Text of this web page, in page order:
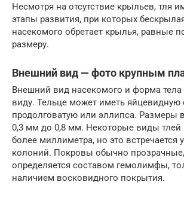
Несмотря на отсутствие крыльев, тля
этапы развития, при которых
насекомого обретает крылья, равные
размеру.
Внешний вид — фото крупным
Внешний вид насекомого и форма тела
виду. Тельце может иметь яйцевидную
продолговатую или эллипса. Размеры
0,3 мм до 0,8 мм. Некоторые виды
более миллиметра, но это встречается
колоний. Покровы обычно
определяется составом гемолимфы,
наличием восковидного покрытия.